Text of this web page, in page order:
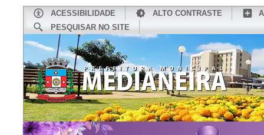
ACESSIBILIDADE ALTO CONTRASTE
PESQUISAR NO SITE
CONHEÇA MEDIANEIRA